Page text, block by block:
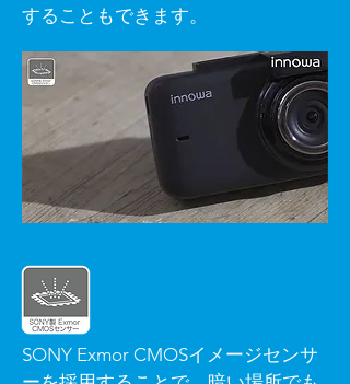
することもできます。
SONY Exmor CMOSイメージセンサ